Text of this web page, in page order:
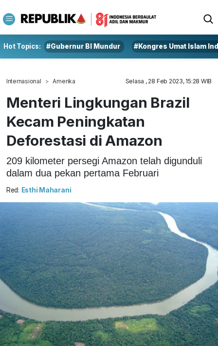
Hot Topics: #Gubernur BI Mundur #Kongres Umat Islam
Internasional Amerika Selasa , 28 Feb 2023, 15:28 WIB
Menteri Lingkungan Brazil
Kecam Peningkatan
Deforestasi di Amazon
209 kilometer persegi Amazon telah digunduli
dalam dua pekan pertama Februari
Red: Esthi Maharani